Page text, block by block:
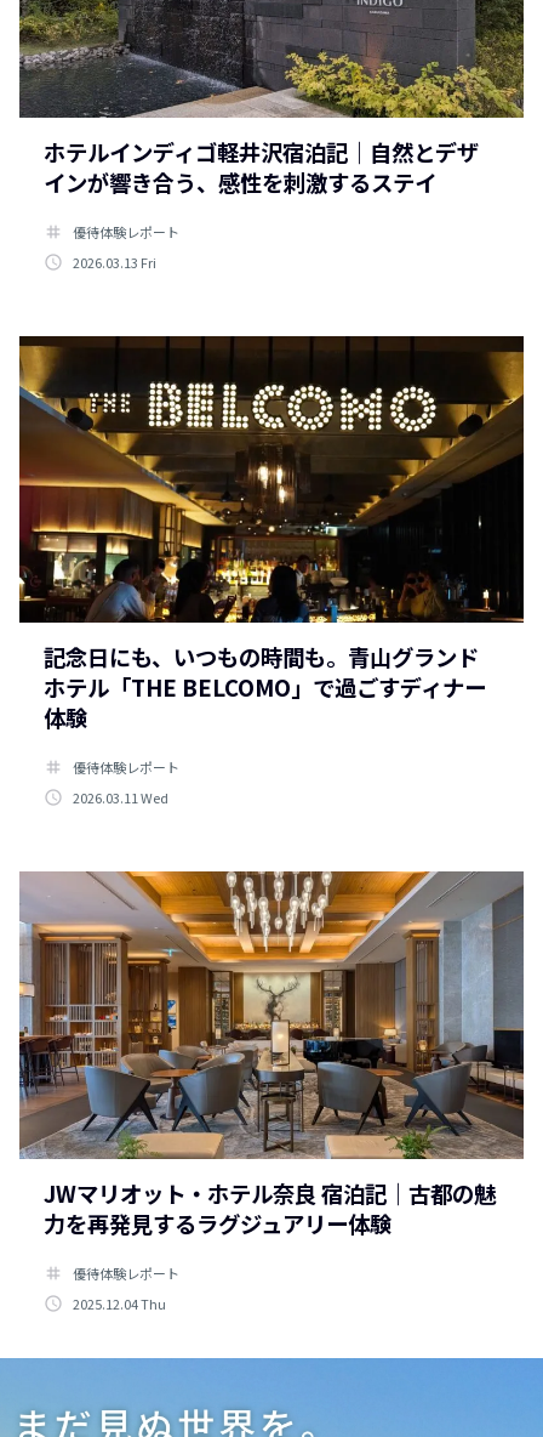
ホテルインディゴ軽井沢宿泊記｜自然とデザ
インが響き合う、感性を刺激するステイ
tag
優待体験レポート
access_time 2026.03.13 Fri
記念日にも、いつもの時間も。青山グランド
ホテル「THE BELCOMO」で過ごすディナー
体験
tag
優待体験レポート
access_time 2026.03.11 Wed
JWマリオット・ホテル奈良 宿泊記｜古都の魅
力を再発見するラグジュアリー体験
tag
優待体験レポート
access_time 2025.12.04 Thu